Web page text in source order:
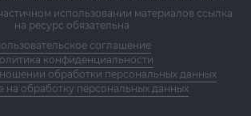
использовании материалов ссылка
на ресурс обязательна
соглашение
конфиденциальности
обработки персональных данных
на обработку персональных данных